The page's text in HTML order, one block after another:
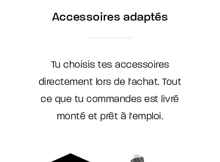
Accessoires adaptés
Tu choisis tes accessoires
directement lors de l'achat. Tout
ce que tu commandes est livré
monté et prêt à l'emploi.